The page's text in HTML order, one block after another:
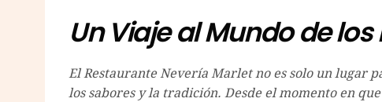
Un Viaje al Mundo de
El Restaurante Nevería Marlet no es solo un lugar
los sabores y la tradición. Desde el momento en